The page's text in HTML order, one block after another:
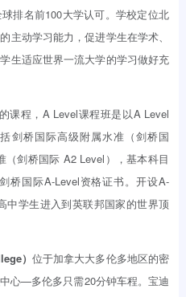
排名前100大学认可。学校定位北
主动学习能力，促进学生在学术、
生适应世界一流大学的学习做好充
课程，A Level课程班是以A Level
剑桥国际高级附属水准（剑桥国
剑桥国际 A2 Level），基本科目
桥国际A-Level资格证书。开设A-
中学生进入到英联邦国家的世界顶
） 位于加拿大大多伦多地区的密
心—多伦多只需20分钟车程。宝迪